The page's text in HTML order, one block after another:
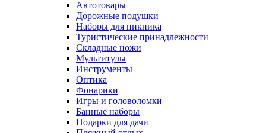
Автотовары
Дорожные подушки
Наборы для пикника
Туристические принадлежности
Складные ножи
Мультитулы
Инструменты
Оптика
Фонарики
Игры и головоломки
Банные наборы
Подарки для дачи